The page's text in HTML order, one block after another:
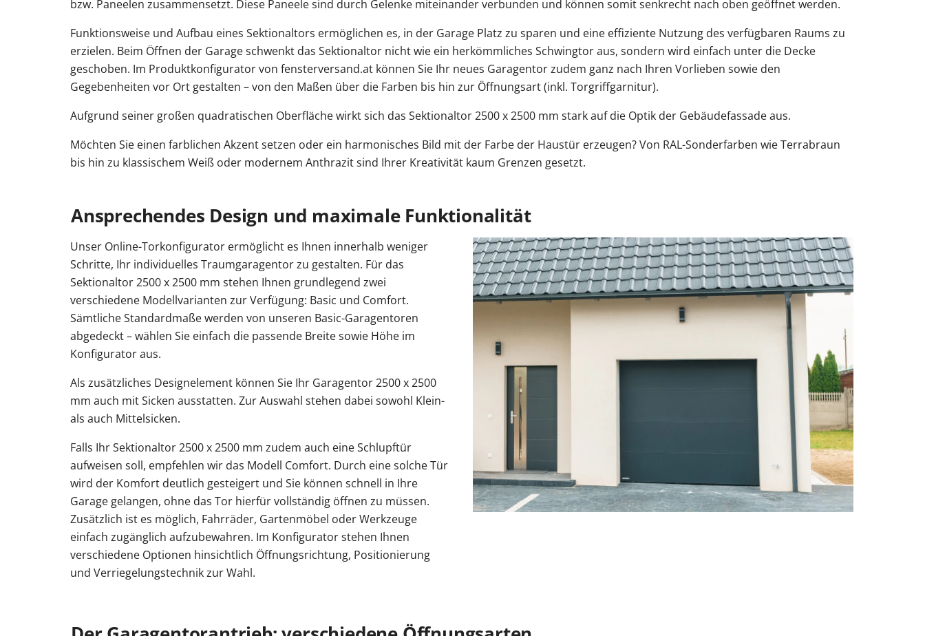
bzw. Paneelen zusammensetzt. Diese Paneele sind durch Gelenke miteinander verbunden und können somit senkrecht nach oben geöffnet werden.
Funktionsweise und Aufbau eines Sektionaltors ermöglichen es, in der Garage Platz zu sparen und eine effiziente Nutzung des verfügbaren Raums zu
erzielen. Beim Öffnen der Garage schwenkt das Sektionaltor nicht wie ein herkömmliches Schwingtor aus, sondern wird einfach unter die Decke
geschoben. Im Produktkonfigurator von fensterversand.at können Sie Ihr neues Garagentor zudem ganz nach Ihren Vorlieben sowie den
Gegebenheiten vor Ort gestalten – von den Maßen über die Farben bis hin zur Öffnungsart (inkl. Torgriffgarnitur).
Aufgrund seiner großen quadratischen Oberfläche wirkt sich das Sektionaltor 2500 x 2500 mm stark auf die Optik der Gebäudefassade aus.
Möchten Sie einen farblichen Akzent setzen oder ein harmonisches Bild mit der Farbe der Haustür erzeugen? Von RAL-Sonderfarben wie Terrabraun
bis hin zu klassischem Weiß oder modernem Anthrazit sind Ihrer Kreativität kaum Grenzen gesetzt.
Ansprechendes Design und maximale Funktionalität
Unser Online-Torkonfigurator ermöglicht es Ihnen innerhalb weniger
Schritte, Ihr individuelles Traumgaragentor zu gestalten. Für das
Sektionaltor 2500 x 2500 mm stehen Ihnen grundlegend zwei
verschiedene Modellvarianten zur Verfügung: Basic und Comfort.
Sämtliche Standardmaße werden von unseren Basic-Garagentoren
abgedeckt – wählen Sie einfach die passende Breite sowie Höhe im
Konfigurator aus.
Als zusätzliches Designelement können Sie Ihr Garagentor 2500 x 2500
mm auch mit Sicken ausstatten. Zur Auswahl stehen dabei sowohl Klein-
als auch Mittelsicken.
Falls Ihr Sektionaltor 2500 x 2500 mm zudem auch eine Schlupftür
aufweisen soll, empfehlen wir das Modell Comfort. Durch eine solche Tür
wird der Komfort deutlich gesteigert und Sie können schnell in Ihre
Garage gelangen, ohne das Tor hierfür vollständig öffnen zu müssen.
Zusätzlich ist es möglich, Fahrräder, Gartenmöbel oder Werkzeuge
einfach zugänglich aufzubewahren. Im Konfigurator stehen Ihnen
verschiedene Optionen hinsichtlich Öffnungsrichtung, Positionierung
und Verriegelungstechnik zur Wahl.